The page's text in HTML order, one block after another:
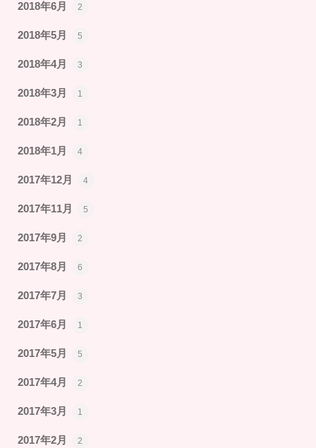
2018年6月 2
2018年5月 5
2018年4月 3
2018年3月 1
2018年2月 1
2018年1月 4
2017年12月 4
2017年11月 5
2017年9月 2
2017年8月 6
2017年7月 3
2017年6月 1
2017年5月 5
2017年4月 2
2017年3月 1
2017年2月 2